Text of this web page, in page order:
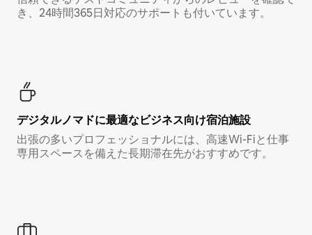
き、24時間365日対応のサポートも付いています。
デジタルノマド⁠に最⁠適⁠なビ⁠ジ⁠ネ⁠ス⁠向⁠け宿⁠泊⁠施⁠設
出張の多いプロフェッショナルには、高速Wi-Fiと仕事
専用スペースを備えた長期滞在先がおすすめです。